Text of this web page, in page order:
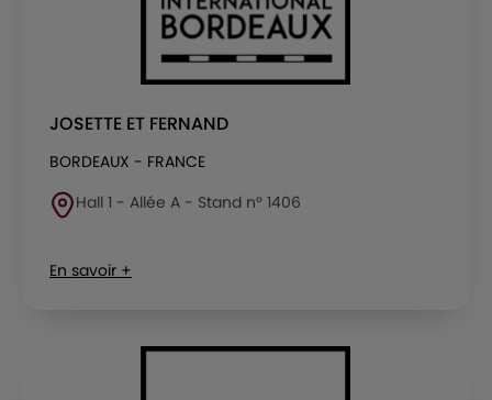
JOSETTE ET FERNAND
BORDEAUX - FRANCE
Hall 1 - Allée A - Stand n° 1406
En savoir +